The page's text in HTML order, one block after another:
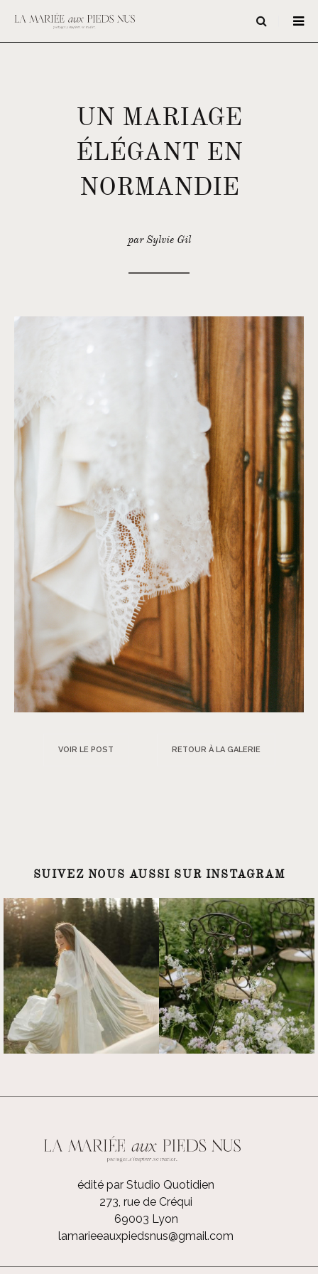
UN MARIAGE
ÉLÉGANT EN
NORMANDIE
par Sylvie Gil
VOIR LE POST RETOUR À LA GALERIE
SUIVEZ NOUS AUSSI SUR INSTAGRAM
édité par Studio Quotidien
273, rue de Créqui
69003 Lyon
lamarieeauxpiedsnus@gmail.com